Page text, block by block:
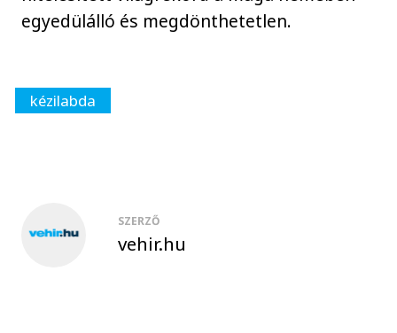
egyedülálló és megdönthetetlen.
kézilabda
SZERZŐ
vehir.hu